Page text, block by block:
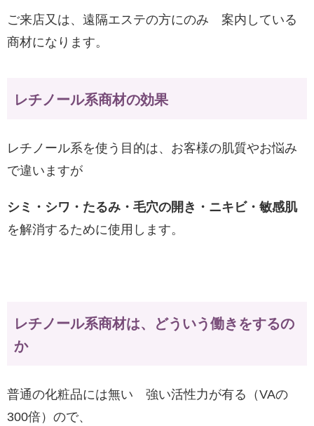
ご来店又は、遠隔エステの方にのみ 案内している
商材になります。
レチノール系商材の効果
レチノール系を使う目的は、お客様の肌質やお悩み
で違いますが
シミ・シワ・たるみ・毛穴の開き・ニキビ・敏感肌
を解消するために使用します。
レチノール系商材は、どういう働きをするの
か
普通の化粧品には無い 強い活性力が有る（VAの
300倍）ので、